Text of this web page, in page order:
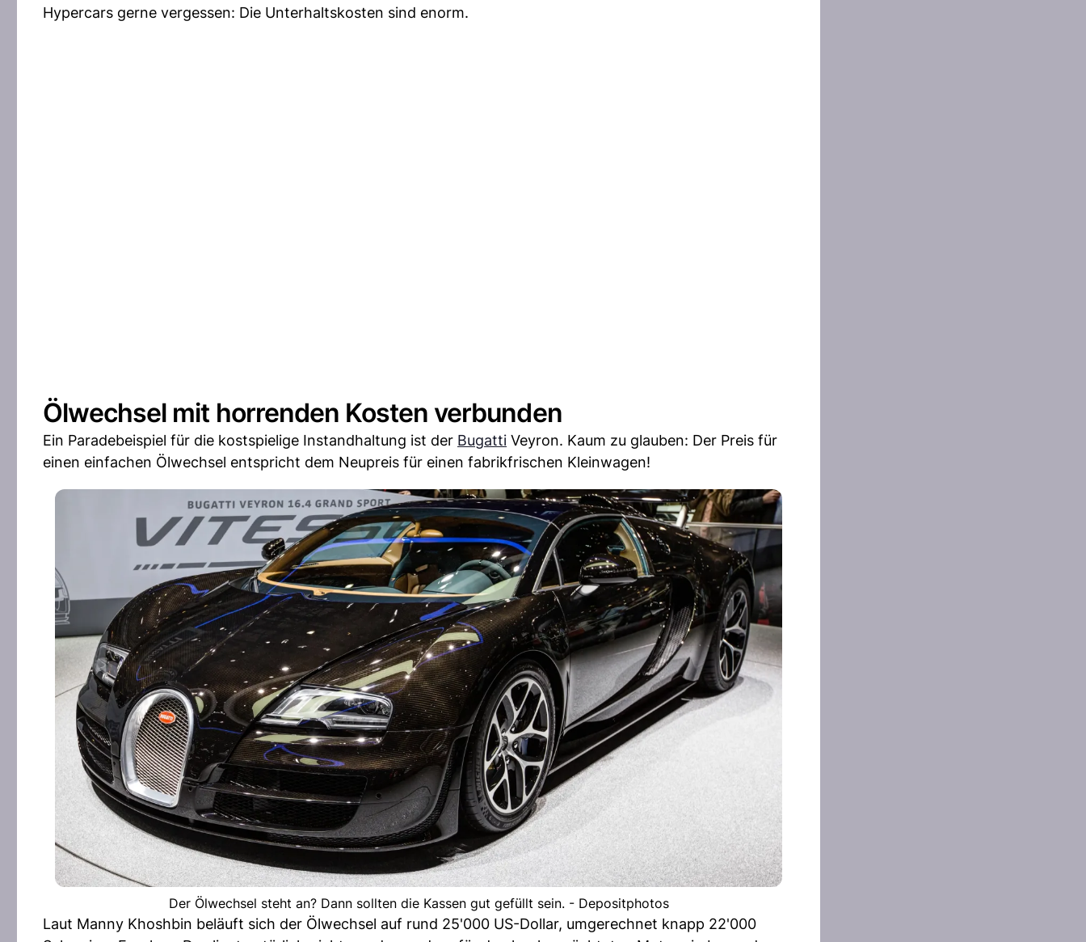
Hypercars gerne vergessen: Die Unterhaltskosten sind enorm.
Ölwechsel mit horrenden Kosten verbunden
Ein Paradebeispiel für die kostspielige Instandhaltung ist der Bugatti Veyron. Kaum zu glauben: Der Preis für
einen einfachen Ölwechsel entspricht dem Neupreis für einen fabrikfrischen Kleinwagen!
Der Ölwechsel steht an? Dann sollten die Kassen gut gefüllt sein. - Depositphotos
Laut Manny Khoshbin beläuft sich der Ölwechsel auf rund 25'000 US-Dollar, umgerechnet knapp 22'000